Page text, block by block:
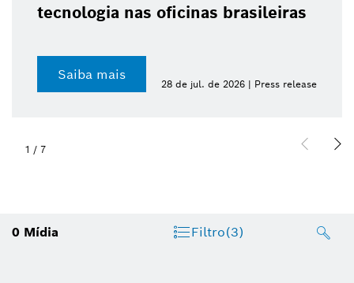
tecnologia nas oficinas brasileiras
Saiba mais
28 de jul. de 2026 | Press release
1 / 7
0 Mídia Filtro(3)